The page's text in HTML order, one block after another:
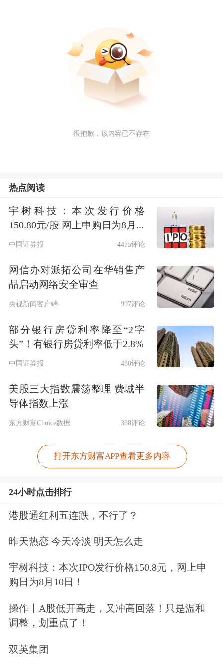
很抱歉，该内容已不存在
热点阅读
宇树科技：本次发行价格
150.80元/股 网上申购日为8月...
中国证券报 4475评论
网信办对派拓公司在华销售产
品启动网络安全审查
央视新闻客户端 997评论
部分银行房贷利率降至“2字
头”！有银行房贷利率低于2.8%
中国证券报 480评论
美股三大指数震荡整理 费城半
导体指数上涨
东方财富Choice数据 338评论
打开东方财富APP查看更多内容
24小时点击排行
港股通红利五连跌，不行了？
昨天热恋 今天冷淡 明天怎么走
宇树科技：本次IPO发行价格150.8元，网上申
购日为8月10日！
操作丨A股低开高走，又冲高回落！只是温和
调整，划重点了！
双英集团